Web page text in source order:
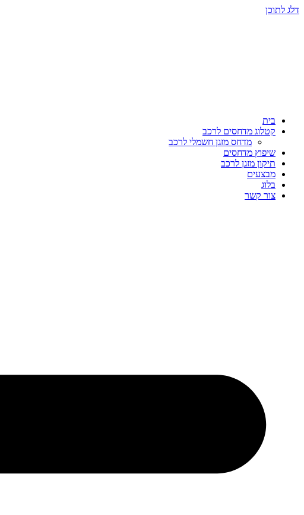
דלג לתוכן
בית
קטלוג מדחסים לרכב
מדחס מזגן חשמלי לרכב
שיפוץ מדחסים
תיקון מזגן לרכב
מבצעים
בלוג
צור קשר